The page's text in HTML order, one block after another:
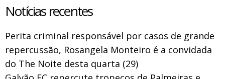
Notícias recentes
Perita criminal responsável por casos de grande
repercussão, Rosangela Monteiro é a convidada
do The Noite desta quarta (29)